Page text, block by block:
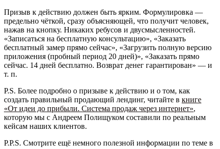
Призыв к действию должен быть ярким. Формулировка —
предельно чёткой, сразу объясняющей, что получит человек,
нажав на кнопку. Никаких ребусов и двусмысленностей.
«Записаться на бесплатную консультацию», «Заказать
бесплатный замер прямо сейчас», «Загрузить полную версию
приложения (пробный период 20 дней)», «Заказать прямо
сейчас. 14 дней бесплатно. Возврат денег гарантирован» — и
т. п.
P.S. Более подробно о призыве к действию и о том, как
создать правильный продающий лендинг, читайте в книге
«От идеи до прибыли. Система продаж через интернет»,
которую мы с Андреем Полищуком составили по реальным
кейсам наших клиентов.
P.P.S. Смотрите ещё немного полезной информации по теме в